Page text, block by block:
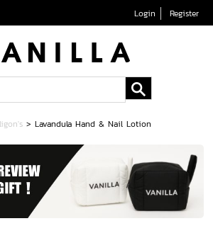
Login Register
>Lavandula Hand & Nail Lotion